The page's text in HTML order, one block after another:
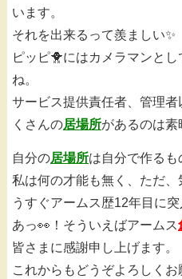
います。
それを出来るって羨ましい✨
ピッピ🐥にはカメラマンと
ね。
サービス提供責任者、管理
くさんの居場所があるのは素
自分の居場所は自分で作るも
私は何の才能も無く、ただ
うすぐアームス歴12年目に突
あっ👀！そういえばアームス
皆さまに感謝申し上げます。
これからもどうぞよろしくお